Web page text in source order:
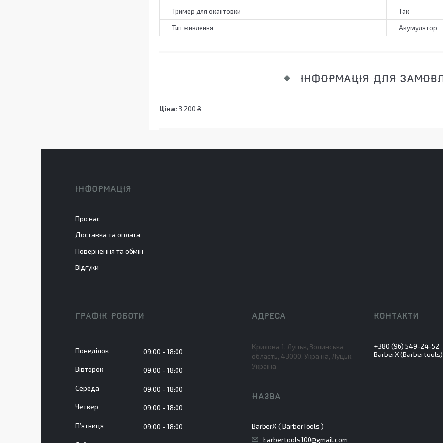
Тример для окантовки Так
Тип живлення Акумулятор
ІНФОРМАЦІЯ ДЛЯ
Ціна: 3 200 ₴
ІНФОРМАЦІЯ
Про нас
Доставка та оплата
Повернення та обмін
Відгуки
ГРАФІК РОБОТИ
Понеділок 09:00 18:00
Вівторок 09:00 18:00
Середа 09:00 18:00
Четвер 09:00 18:00
Пʼятниця 09:00 18:00
Крилова 1, Луцьк, Волинська
область, 43000, Україна, Луцьк,
Україна
BarberX ( BarberTools )
barbertools100@gmail.com
+380 (96) 549-24-52
BarberX (Barbertools)